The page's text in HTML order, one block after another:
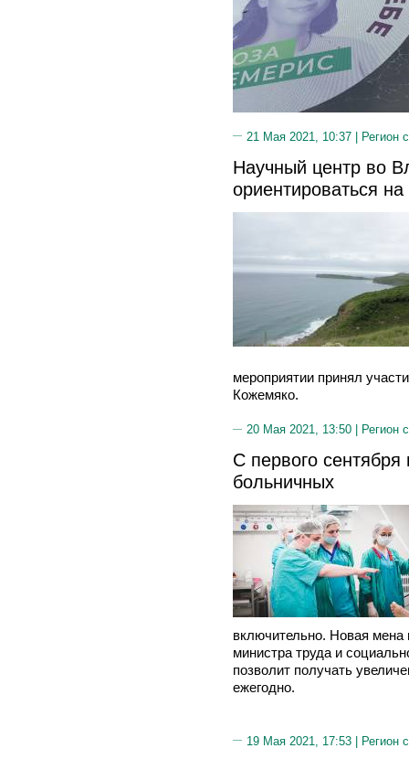
21 Мая 2021, 10:37 | Регион
Научный центр во
ориентироваться
мероприятии принял
Кожемяко.
20 Мая 2021, 13:50 | Регион
С первого сентября
больничных
включительно. Новая мена
министра труда и
позволит получать
ежегодно.
19 Мая 2021, 17:53 | Регион